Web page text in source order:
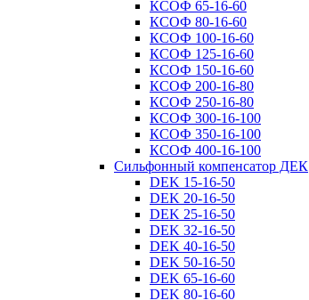
КСОФ 65-16-60
КСОФ 80-16-60
КСОФ 100-16-60
КСОФ 125-16-60
КСОФ 150-16-60
КСОФ 200-16-80
КСОФ 250-16-80
КСОФ 300-16-100
КСОФ 350-16-100
КСОФ 400-16-100
Сильфонный компенсатор ДЕК
DEK 15-16-50
DEK 20-16-50
DEK 25-16-50
DEK 32-16-50
DEK 40-16-50
DEK 50-16-50
DEK 65-16-60
DEK 80-16-60